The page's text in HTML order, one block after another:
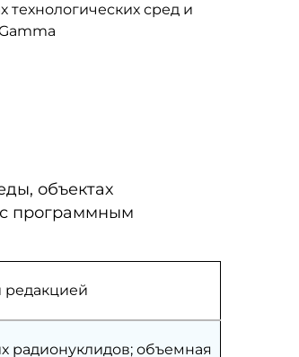
сред и
объектах
с программным
редакцией
радионуклидов; объемная